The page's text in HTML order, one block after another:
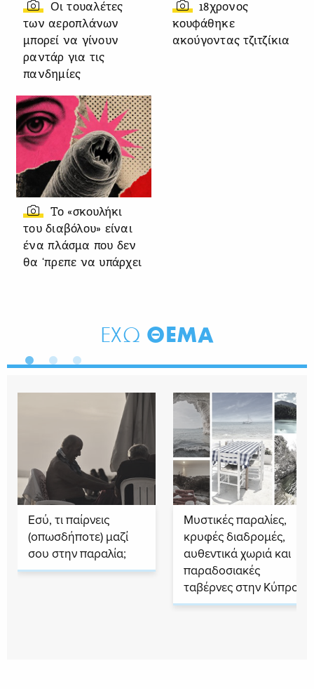
Οι τουαλέτες
των αεροπλάνων
μπορεί να γίνουν
ραντάρ για τις
πανδημίες
18χρονος
κουφάθηκε
ακούγοντας τζιτζίκια
Το «σκουλήκι
του διαβόλου» είναι
ένα πλάσμα που δεν
θα ‘πρεπε να υπάρχει
ΕΧΩ ΘΕΜΑ
Εσύ, τι παίρνεις
(οπωσδήποτε) μαζί
σου στην παραλία;
Μυστικές παραλίες,
κρυφές διαδρομές,
αυθεντικά χωριά και
παραδοσιακές
ταβέρνες στην Κύπρο